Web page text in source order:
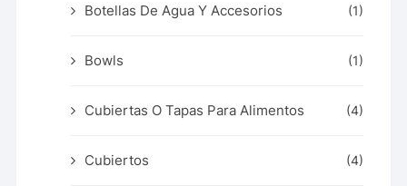
Botellas De Agua Y Accesorios (1)
Bowls (1)
Cubiertas O Tapas Para Alimentos (4)
Cubiertos (4)